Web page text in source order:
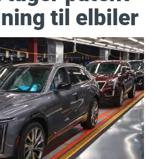
til elbiler